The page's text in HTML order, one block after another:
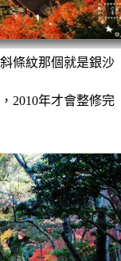
條紋那個就是銀沙
2010年才會整修完